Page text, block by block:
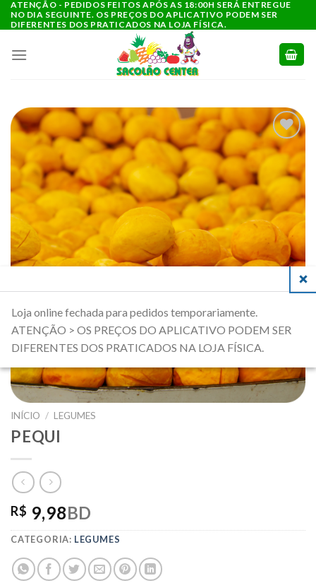
para
conteúdo
ATENÇÃO - PEDIDOS FEITOS APÓS AS 18:00H SERÁ ENTREGUE
NO DIA SEGUINTE. OS PREÇOS DO APLICATIVO PODEM SER
DIFERENTES DOS PRATICADOS NA LOJA FÍSICA.
ADICIONAR
A LISTA DE
COMPRAS
INÍCIO / LEGUMES
PEQUI
R$ 9,98BD
CATEGORIA: LEGUMES
Loja online fechada para pedidos temporariamente.
ATENÇÃO > OS PREÇOS DO APLICATIVO PODEM SER
DIFERENTES DOS PRATICADOS NA LOJA FÍSICA.